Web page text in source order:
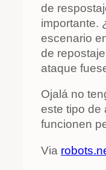
de
importante.
escenario
de
ataque
Ojalá no
este tipo de
funcionen
Via